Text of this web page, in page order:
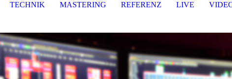
TECHNIK MASTERING REFERENZ LIVE